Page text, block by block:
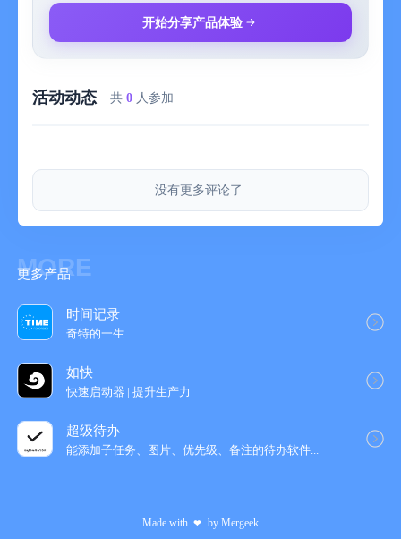
- 支持手写体识别：对于手写的文字内容也能进行一定程度的准确
证、营业执照、增值税发票等上面的文字信息，实现快速信息录
件信息文本，并支持一键复制粘贴到相应位置，方便填写证件信
- 证件打印：支持手机连接打印设备，将扫描的证件直接打印出
4. 学习与教育：
其转换为电子文档，方便整理和复习。
- 制作电子错题本：将做错的题目扫描下来，整理成电子错题本，
5. 商务办公：
- 文件处理与共享：在商务场景中，可快速扫描合同、文件、报告
时通讯工具等与同事、客户共享，提高办公效率。
- 出差办公：出差在外时，无需携带大量纸质文件，通过口袋扫描
开始分享产品体验
活动动态 共 0 人参加
没有更多评论了
MORE
更多产品
时间记录
奇特的一生
如快
快速启动器 | 提升生产力
超级待办
能添加子任务、图片、优先级、备注的待办软‪件...
Made with ❤ by Mergeek